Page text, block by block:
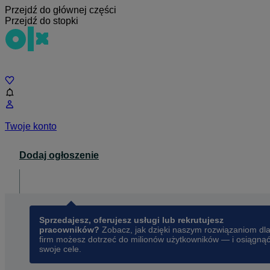
Przejdź do głównej części
Przejdź do stopki
Twoje konto
Dodaj ogłoszenie
Sprzedajesz, oferujesz usługi lub rekrutujesz
pracowników? Zobacz, jak dzięki naszym rozwiązaniom dla
firm możesz dotrzeć do milionów użytkowników — i osiągnąć
swoje cele.